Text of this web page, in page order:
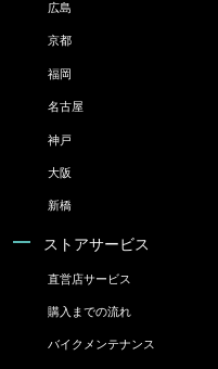
広島
京都
福岡
名古屋
神戸
大阪
新橋
ストアサービス
直営店サービス
購入までの流れ
バイクメンテナンス